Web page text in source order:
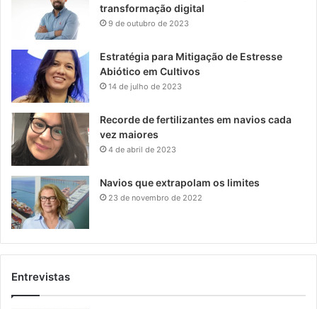
transformação digital
9 de outubro de 2023
Estratégia para Mitigação de Estresse
Abiótico em Cultivos
14 de julho de 2023
Recorde de fertilizantes em navios cada
vez maiores
4 de abril de 2023
Navios que extrapolam os limites
23 de novembro de 2022
Entrevistas